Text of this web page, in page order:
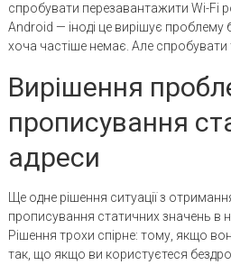
спробувати перезавантажити Wi-Fi
Android — іноді це вирішує проблему
хоча частіше немає. Але спробувати
Вирішення
прописування
адреси
Ще одне рішення ситуації з
прописування статичних значень в
Рішення трохи спірне: тому, якщо
так, що якщо ви користуєтеся